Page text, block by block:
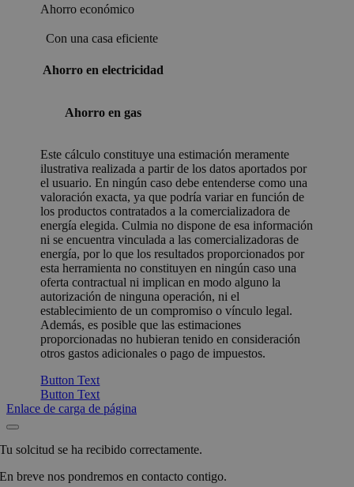
Ahorro económico
Con una casa eficiente
Ahorro en electricidad
Ahorro en gas
Este cálculo constituye una estimación meramente
ilustrativa realizada a partir de los datos aportados por
el usuario. En ningún caso debe entenderse como una
valoración exacta, ya que podría variar en función de
los productos contratados a la comercializadora de
energía elegida. Culmia no dispone de esa información
ni se encuentra vinculada a las comercializadoras de
energía, por lo que los resultados proporcionados por
esta herramienta no constituyen en ningún caso una
oferta contractual ni implican en modo alguno la
autorización de ninguna operación, ni el
establecimiento de un compromiso o vínculo legal.
Además, es posible que las estimaciones
proporcionadas no hubieran tenido en consideración
otros gastos adicionales o pago de impuestos.
Button Text
Button Text
Enlace de carga de página
Tu solcitud se ha recibido correctamente.
En breve nos pondremos en contacto contigo.